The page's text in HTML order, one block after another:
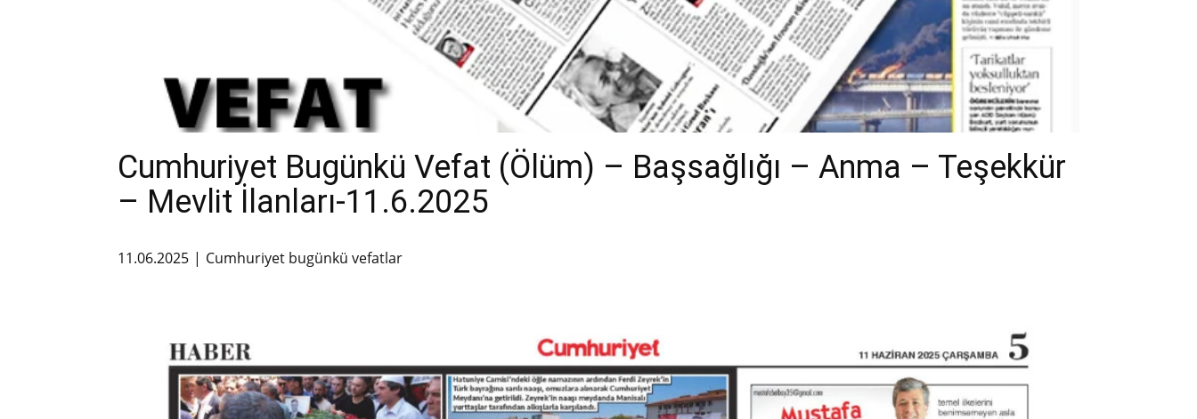
Cumhuriyet Bugünkü Vefat (Ölüm) – Başsağlığı – Anma – Teşekkür
– Mevlit İlanları-11.6.2025
11.06.2025 Cumhuriyet bugünkü vefatlar